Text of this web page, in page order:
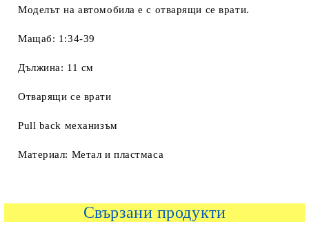
Моделът на автомобила е с отварящи се врати.
Мащаб: 1:34-39
Дължина: 11 см
Отварящи се врати
Pull back механизъм
Материал: Метал и пластмаса
Свързани продукти